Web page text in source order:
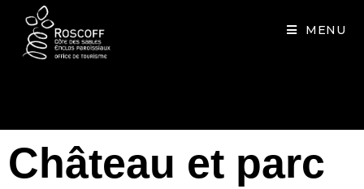
MENU
Château et parc
Cookies management panel